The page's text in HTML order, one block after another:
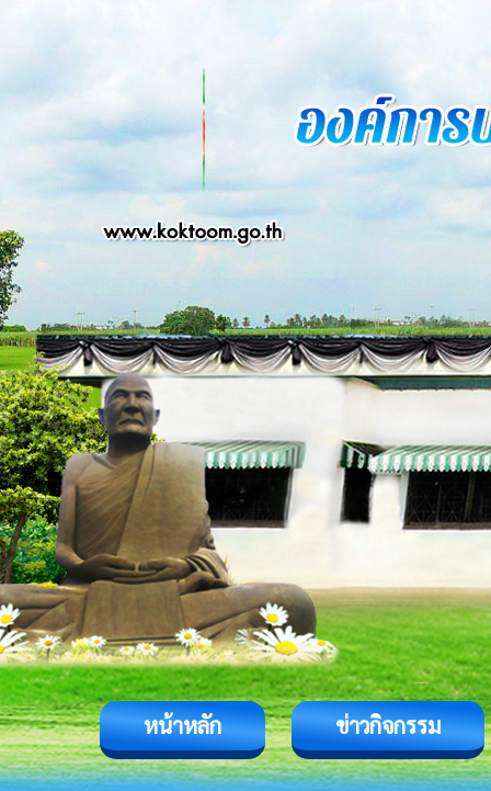
หน้าหลัก ข่าวกิจกรรม